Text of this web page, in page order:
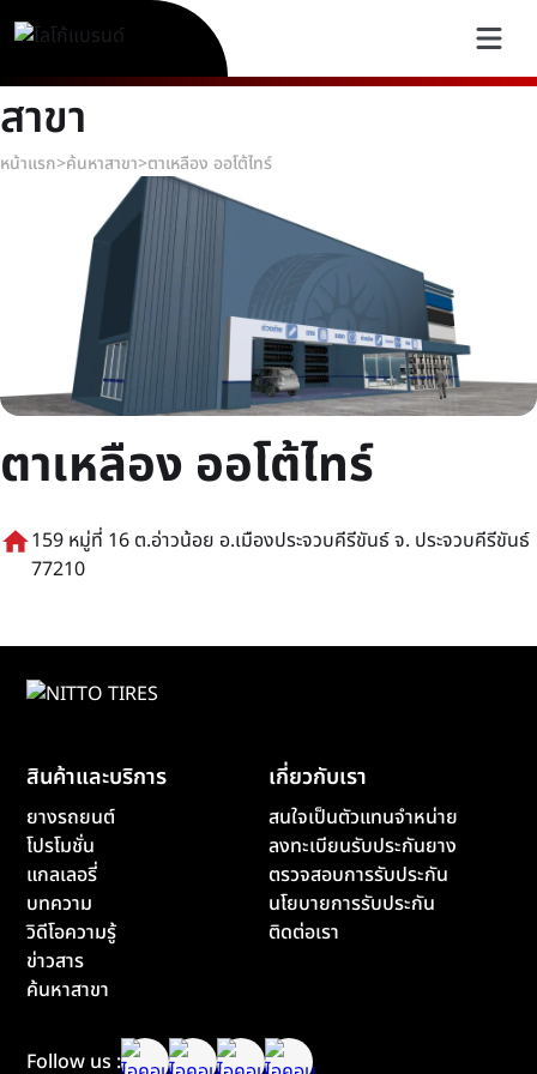
สาขา
หน้าแรก>ค้นหาสาขา>ตาเหลือง ออโต้ไทร์
ตาเหลือง ออโต้ไทร์
home159 หมู่ที่ 16 ต.อ่าวน้อย อ.เมืองประจวบคีรีขันธ์ จ. ประจวบคีรีขันธ์
77210
สินค้าและบริการ
ยางรถยนต์
โปรโมชั่น
แกลเลอรี่
บทความ
วิดีโอความรู้
ข่าวสาร
ค้นหาสาขา
เกี่ยวกับเรา
สนใจเป็นตัวแทนจำหน่าย
ลงทะเบียนรับประกันยาง
ตรวจสอบการรับประกัน
นโยบายการรับประกัน
ติดต่อเรา
Follow us :